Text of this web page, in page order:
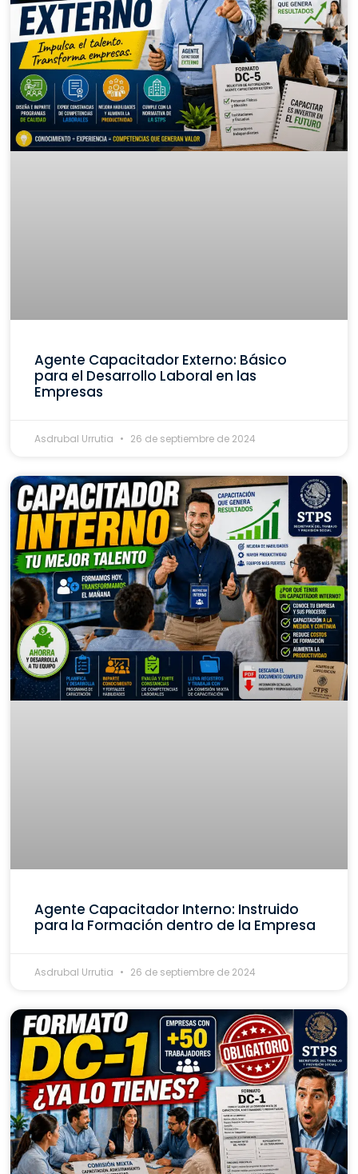
Agente Capacitador Externo: Básico
para el Desarrollo Laboral en las
Empresas
Asdrubal Urrutia 26 de septiembre de 2024
Agente Capacitador Interno: Instruido
para la Formación dentro de la Empresa
Asdrubal Urrutia 26 de septiembre de 2024